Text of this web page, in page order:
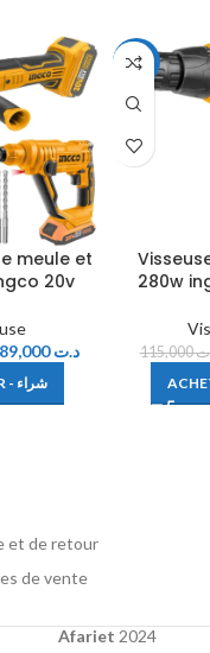
meule et
20v
د.ت489,000
ACHETER - شراء
-14%
280w
115,000
et de retour
de vente
Afariet 2024